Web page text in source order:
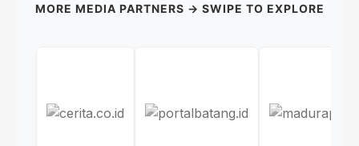
MORE MEDIA PARTNERS → SWIPE TO EXPLORE